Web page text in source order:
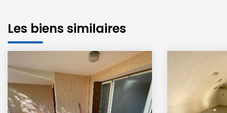
Les biens similaires